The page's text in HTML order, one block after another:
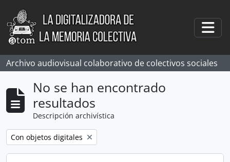
Skip to main content
Archivo audiovisual colaborativo de colectivos sociales
No se han encontrado
resultados
Descripción archivística
Remove filter:
Con objetos digitales